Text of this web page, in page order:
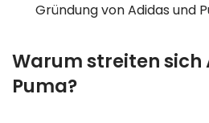
Gründung von Adidas und
Warum streiten sich
Puma?